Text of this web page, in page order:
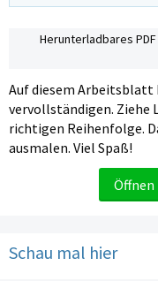
Herunterladbares
Auf diesem Arbeitsblatt
vervollständigen. Ziehe
richtigen Reihenfolge.
ausmalen. Viel Spaß!
Öffnen
Schau mal hier